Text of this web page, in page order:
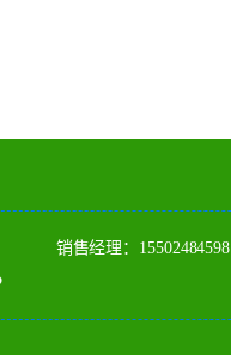
销售经理：15502484598